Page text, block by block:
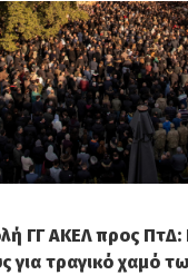
ΓΓ ΑΚΕΛ προς ΠτΔ:
για τραγικό χαμό